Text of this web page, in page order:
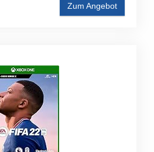
Zum Angebot